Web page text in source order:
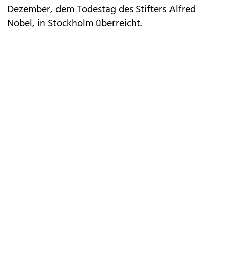
Dezember, dem Todestag des Stifters Alfred
Nobel, in Stockholm überreicht.